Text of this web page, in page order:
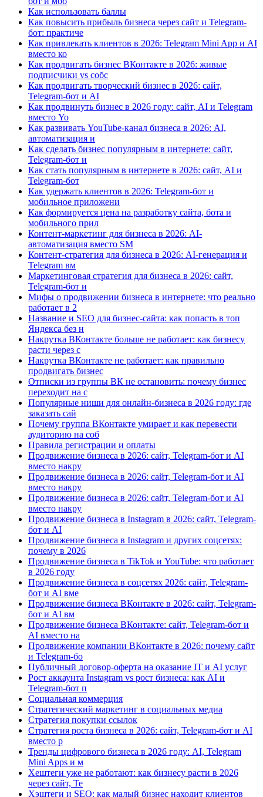
Как использовать баллы
Как повысить прибыль бизнеса через сайт и Telegram-
бот: практиче
Как привлекать клиентов в 2026: Telegram Mini App и AI
вместо ко
Как продвигать бизнес ВКонтакте в 2026: живые
подписчики vs собс
Как продвигать творческий бизнес в 2026: сайт,
Telegram-бот и AI
Как продвинуть бизнес в 2026 году: сайт, AI и Telegram
вместо Yo
Как развивать YouTube-канал бизнеса в 2026: AI,
автоматизация и
Как сделать бизнес популярным в интернете: сайт,
Telegram-бот и
Как стать популярным в интернете в 2026: сайт, AI и
Telegram-бот
Как удержать клиентов в 2026: Telegram-бот и
мобильное приложени
Как формируется цена на разработку сайта, бота и
мобильного прил
Контент-маркетинг для бизнеса в 2026: AI-
автоматизация вместо SM
Контент-стратегия для бизнеса в 2026: AI-генерация и
Telegram вм
Маркетинговая стратегия для бизнеса в 2026: сайт,
Telegram-бот и
Мифы о продвижении бизнеса в интернете: что реально
работает в 2
Название и SEO для бизнес-сайта: как попасть в топ
Яндекса без н
Накрутка ВКонтакте больше не работает: как бизнесу
расти через с
Накрутка ВКонтакте не работает: как правильно
продвигать бизнес
Отписки из группы ВК не остановить: почему бизнес
переходит на с
Популярные ниши для онлайн-бизнеса в 2026 году: где
заказать сай
Почему группа ВКонтакте умирает и как перевести
аудиторию на соб
Правила регистрации и оплаты
Продвижение бизнеса в 2026: сайт, Telegram-бот и AI
вместо накру
Продвижение бизнеса в 2026: сайт, Telegram-бот и AI
вместо накру
Продвижение бизнеса в 2026: сайт, Telegram-бот и AI
вместо накру
Продвижение бизнеса в Instagram в 2026: сайт, Telegram-
бот и AI
Продвижение бизнеса в Instagram и других соцсетях:
почему в 2026
Продвижение бизнеса в TikTok и YouTube: что работает
в 2026 году
Продвижение бизнеса в соцсетях 2026: сайт, Telegram-
бот и AI вме
Продвижение бизнеса ВКонтакте в 2026: сайт, Telegram-
бот и AI вм
Продвижение бизнеса ВКонтакте: сайт, Telegram-бот и
AI вместо на
Продвижение компании ВКонтакте в 2026: почему сайт
и Telegram-бо
Публичный договор-оферта на оказание IT и AI услуг
Рост аккаунта Instagram vs рост бизнеса: как AI и
Telegram-бот п
Социальная коммерция
Стратегический маркетинг в социальных медиа
Стратегия покупки ссылок
Стратегия роста бизнеса в 2026: сайт, Telegram-бот и AI
вместо р
Тренды цифрового бизнеса в 2026 году: AI, Telegram
Mini Apps и м
Хештеги уже не работают: как бизнесу расти в 2026
через сайт, Te
Хэштеги и SEO: как малый бизнес находит клиентов